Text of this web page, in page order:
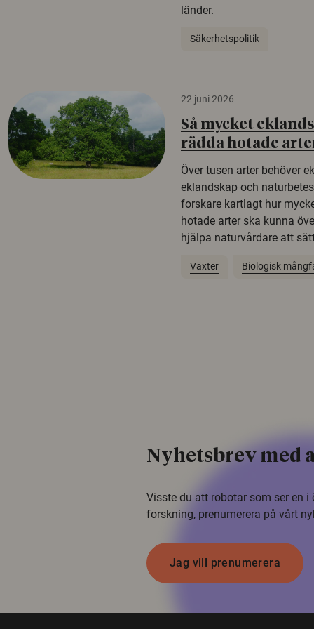
länder.
Säkerhetspolitik
22 juni 2026
Så mycket
rädda hotade
Över tusen arter behöver
eklandskap och
forskare kartlagt hur
hotade arter ska kunna
hjälpa naturvårdare att
Växter Biologisk
Nyhetsbrev med
Visste du att robotar som ser en
forskning, prenumerera på vårt
Jag vill prenumerera